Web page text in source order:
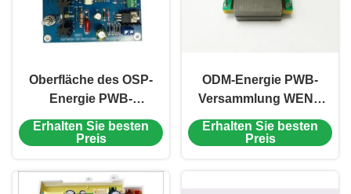
Oberfläche des OSP-
Energie PWB-
Versammlungs-
elektronische
Erhalten Sie besten
Preis
ODM-Energie PWB-
Versammlung WENN
HASL-Transformator
PWB-Immersions-Gold
Erhalten Sie besten
Preis